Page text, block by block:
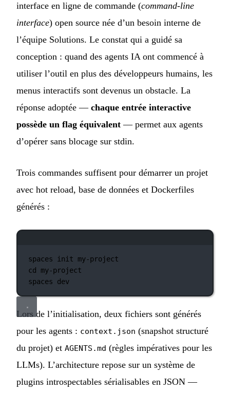
interface en ligne de commande (command-line
interface) open source née d’un besoin interne de
l’équipe Solutions. Le constat qui a guidé sa
conception : quand des agents IA ont commencé à
utiliser l’outil en plus des développeurs humains, les
menus interactifs sont devenus un obstacle. La
réponse adoptée — chaque entrée interactive
possède un flag équivalent — permet aux agents
d’opérer sans blocage sur stdin.
Trois commandes suffisent pour démarrer un projet
avec hot reload, base de données et Dockerfiles
générés :
spaces init
my-project
cd
my-project
spaces
dev
Lors de l’initialisation, deux fichiers sont générés
pour les agents : context.json (snapshot structuré
du projet) et AGENTS.md (règles impératives pour les
LLMs). L’architecture repose sur un système de
plugins introspectables sérialisables en JSON —